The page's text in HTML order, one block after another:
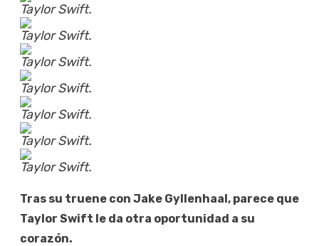
Taylor Swift.
Taylor Swift.
Taylor Swift.
Taylor Swift.
Taylor Swift.
Taylor Swift.
Taylor Swift.
Tras su truene con Jake Gyllenhaal, parece que
Taylor Swift le da otra oportunidad a su
corazón.